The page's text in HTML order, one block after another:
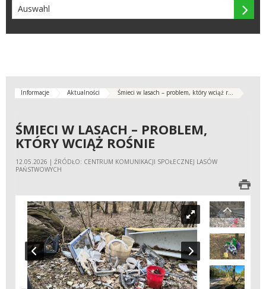

Informacje Aktualności Śmieci w lasach – problem, który wciąż r...
ŚMIECI W LASACH – PROBLEM,
KTÓRY WCIĄŻ ROŚNIE
12.05.2026 | ŹRÓDŁO: CENTRUM KOMUNIKACJI SPOŁECZNEJ LASÓW
PAŃSTWOWYCH